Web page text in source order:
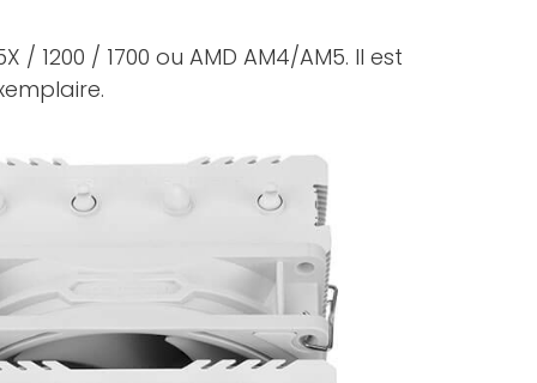
1200 / 1700 ou AMD AM4/AM5. Il est